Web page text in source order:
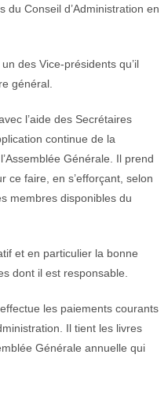
du Conseil d’Administration en
des Vice-présidents qu’il
général.
l’aide des Secrétaires
continue de la
Générale. Il prend
ce faire, en s’efforçant, selon
membres disponibles du
et en particulier la bonne
dont il est responsable.
les paiements courants
Il tient les livres
Générale annuelle qui